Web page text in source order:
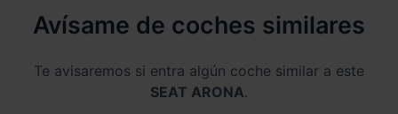
Avísame de coches similares
Te avisaremos si entra algún coche similar a este
SEAT ARONA.